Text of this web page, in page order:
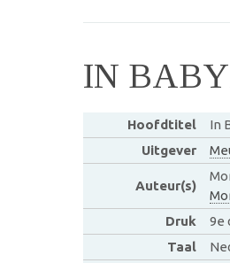
IN
Hoofdtitel
In
Uitgever
Auteur(s)
Druk
9e
Taal